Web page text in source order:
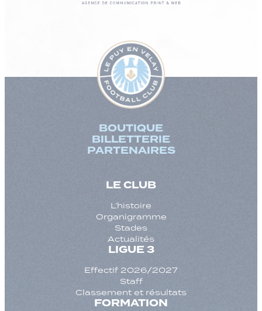
BOUTIQUE
BILLETTERIE
PARTENAIRES
LE CLUB
L’histoire
Organigramme
Stades
Actualités
LIGUE 3
Effectif 2026/2027
Staff
Classement et résultats
FORMATION